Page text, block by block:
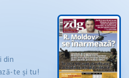
din
te și tu!